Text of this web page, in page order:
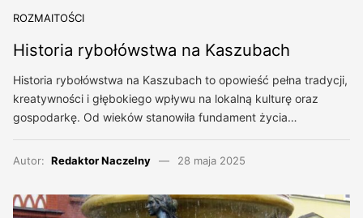
ROZMAITOŚCI
Historia rybołówstwa na Kaszubach
Historia rybołówstwa na Kaszubach to opowieść pełna tradycji,
kreatywności i głębokiego wpływu na lokalną kulturę oraz
gospodarkę. Od wieków stanowiła fundament życia…
Autor: Redaktor Naczelny 28 maja 2025